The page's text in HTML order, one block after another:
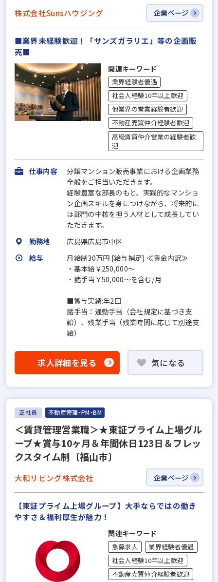
株式会社Sunsハウジング 企業ページ
■業界未経験歓迎！「サンズガラリエ」等の企画販
売■
関連キーワード
業界経験者優遇
社会人経験10年以上歓迎
他業界の営業経験者歓迎
不動産売買仲介経験者歓迎
高級賃貸仲介営業の経験者歓
迎
仕事内容
分譲マンション販売事業における企画業務
全般をご担当いただきます。
経験豊富な部長のもと、実践的なマンショ
ン企画スキルを身につけながら、将来的に
は部門の中核を担う人材として成長してい
ただきます。
勤務地
広島県広島市中区
給与
月給制30万円 [給与補足] ≪賃金内訳≫
・基本給￥250,000～
・諸手当￥50,000～を含む/月
■賞与実績:年2回
諸手当：通勤手当（会社規定に基づき支
給）、残業手当（残業時間に応じて別途支
給）
求人詳細を見る 気になる
正社員 不動産管理・PM・BM
＜賃貸管理営業職＞★東証プライム上場グル
ープ★賞与10ヶ月＆年間休日123日＆フレッ
クスタイム制〔福山市〕
大和リビング株式会社 企業ページ
【東証プライム上場グループ】大手ならではの働き
やすさ＆福利厚⽣が魅力！
関連キーワード
急募求人
業界経験者優遇
社会人経験10年以上歓迎
不動産売買仲介経験者歓迎